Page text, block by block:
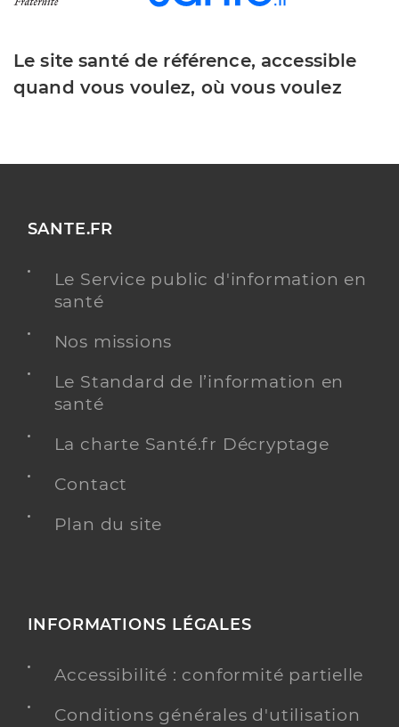
Le site santé de référence, accessible
quand vous voulez, où vous voulez
SANTE.FR
Le Service public d'information en
santé
Nos missions
Le Standard de l’information en
santé
La charte Santé.fr Décryptage
Contact
Plan du site
INFORMATIONS LÉGALES
Accessibilité : conformité partielle
Conditions générales d'utilisation